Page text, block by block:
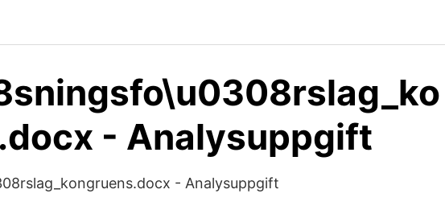
- Analysuppgift
- Analysuppgift